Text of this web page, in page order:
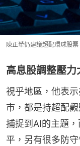
陳正犖仍建議超配環球股
高息股調整壓
視乎地區，他表
市，都是持超配
捕捉到AI的主題
平，另有很多防